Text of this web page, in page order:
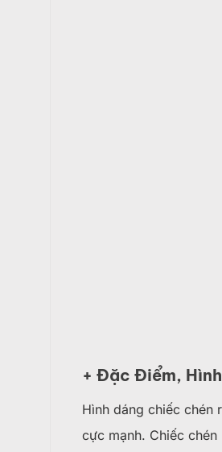
+ Đặc Điểm,
Hình dáng chiếc
cực mạnh. Chiếc